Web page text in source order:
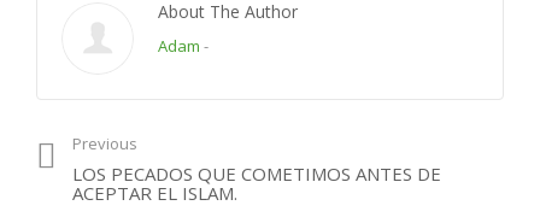
Vivir sin La Oracion.!
About The Author
Adam -
Previous
LOS PECADOS QUE COMETIMOS ANTES DE
ACEPTAR EL ISLAM.